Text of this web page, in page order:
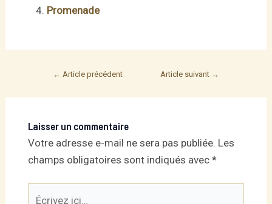
Promenade
Post
← Article précédent Article suivant →
Laisser un commentaire
Votre adresse e-mail ne sera pas publiée. Les
champs obligatoires sont indiqués avec *